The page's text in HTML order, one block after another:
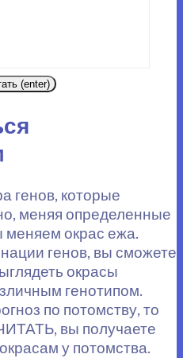
(enter)
генов, которые
меняя определенные
меняем окрас ежа.
генов, вы сможете
окрасы
генотипом.
по потомству, то
вы получаете
у потомства.